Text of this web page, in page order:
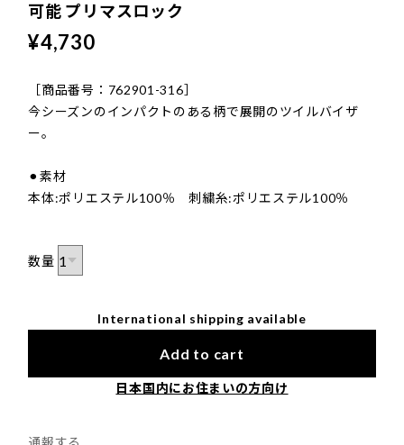
可能 プリマスロック
¥4,730
［商品番号：762901-316］
今シーズンのインパクトのある柄で展開のツイルバイザ
ー。
⚫︎素材
本体:ポリエステル100％ 刺繍糸:ポリエステル100％
数量
International shipping available
Add to cart
日本国内にお住まいの方向け
通報する